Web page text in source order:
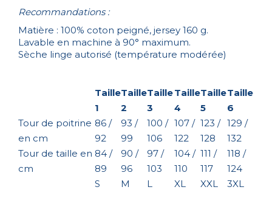
Recommandations :
Matière : 100% coton peigné, jersey 160 g.
Lavable en machine à 90° maximum.
Sèche linge autorisé (température modérée)
Taille
1
Taille
2
Taille
3
Taille
4
Taille
5
Taille
6
Tour de poitrine
en cm
86 /
92
93 /
99
100 /
106
107 /
122
123 /
128
129 /
132
Tour de taille en
cm
84 /
89
90 /
96
97 /
103
104 /
110
111 /
117
118 /
124
S
M L XL XXL 3XL